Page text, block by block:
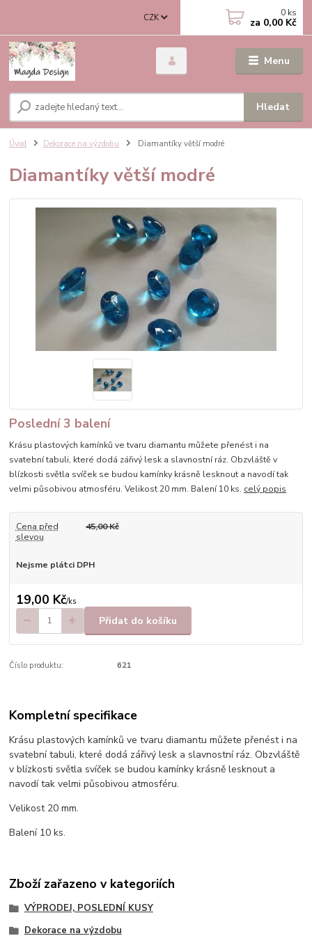
Menu
CZK
Hledat
0 ks
za 0,00 Kč
Úvod Dekorace na výzdobu Diamantíky větší modré
Diamantíky větší modré
Poslední 3 balení
Krásu plastových kamínků ve tvaru diamantu můžete přenést i na
svatební tabuli, které dodá zářivý lesk a slavnostní ráz. Obzvláště v
blízkosti světla svíček se budou kamínky krásně lesknout a navodí tak
velmi působivou atmosféru. Velikost 20 mm. Balení 10 ks. celý popis
Cena před
slevou
45,00 Kč
Nejsme plátci DPH
19,00 Kč/ks
Přidat do košíku
Číslo produktu: 621
Kompletní specifikace
Krásu plastových kamínků ve tvaru diamantu můžete přenést i na
svatební tabuli, které dodá zářivý lesk a slavnostní ráz. Obzvláště
v blízkosti světla svíček se budou kamínky krásně lesknout a
navodí tak velmi působivou atmosféru.
Velikost 20 mm.
Balení 10 ks.
Zboží zařazeno v kategoriích
VÝPRODEJ, POSLEDNÍ KUSY
Dekorace na výzdobu